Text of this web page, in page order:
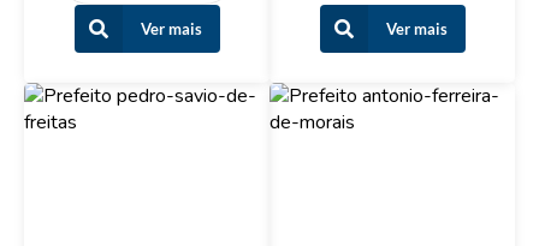
Ver mais Ver mais